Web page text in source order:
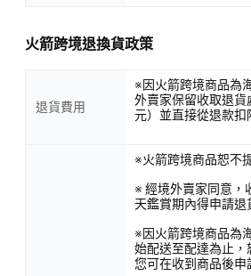
火箭跨境退換貨政策
退貨費用
※因火箭跨境商品為
外賣家保留收取退貨
元）並直接從退款扣
※火箭跨境商品恕不
※ 經境外賣家同意，
天鑑賞期內得申請退
※因火箭跨境商品為
始配送至配達為止，
您可在收到商品後申